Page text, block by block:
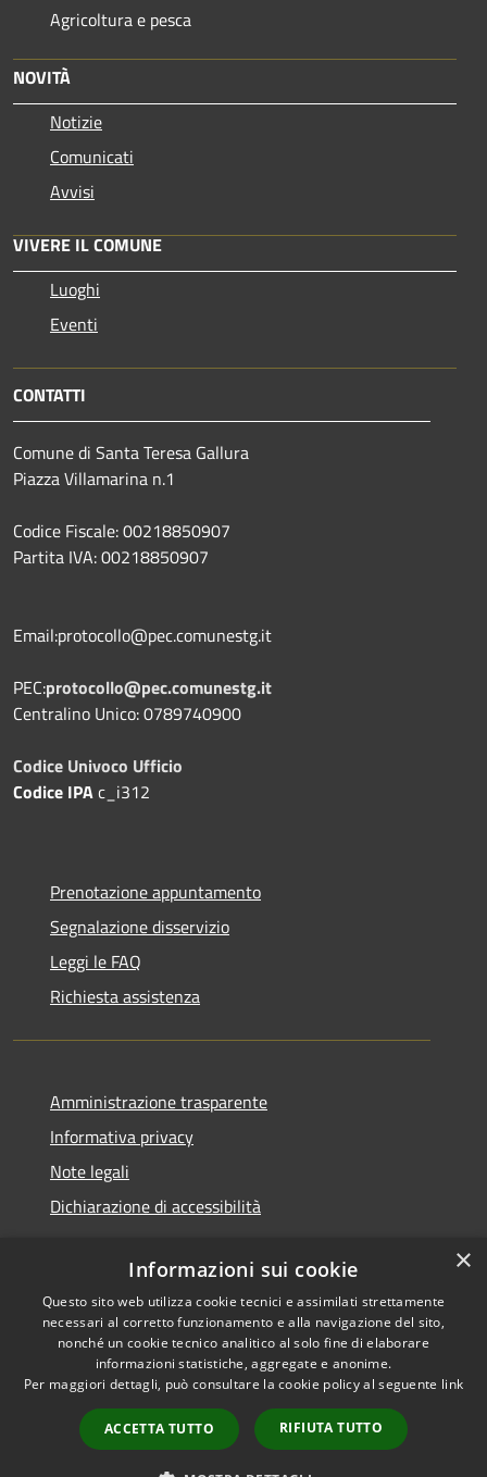
Agricoltura e pesca
NOVITÀ
Notizie
Comunicati
Avvisi
VIVERE IL COMUNE
Luoghi
Eventi
CONTATTI
Comune di Santa Teresa Gallura
Piazza Villamarina n.1
Codice Fiscale: 00218850907
Partita IVA: 00218850907
Email:protocollo@pec.comunestg.it
PEC:protocollo@pec.comunestg.it
Centralino Unico: 0789740900
Codice Univoco Ufficio
Codice IPAc_i312
Prenotazione appuntamento
Segnalazione disservizio
Leggi le FAQ
Richiesta assistenza
Amministrazione trasparente
Informativa privacy
Note legali
Dichiarazione di accessibilità
RSS
Accessibilità
Cookie
Mappa del sito
WebMail
Copyright © 2026 • Comune di
Santa Teresa Gallura •
Powered byMunicipium
Accesso redazione
×
Informazioni sui cookie
Questo sito web utilizza cookie tecnici e assimilati strettamente
necessari al corretto funzionamento e alla navigazione del sito,
nonché un cookie tecnico analitico al solo fine di elaborare
informazioni statistiche, aggregate e anonime.
Per maggiori dettagli, può consultare la cookie policy al seguente link
ACCETTA TUTTO RIFIUTA TUTTO